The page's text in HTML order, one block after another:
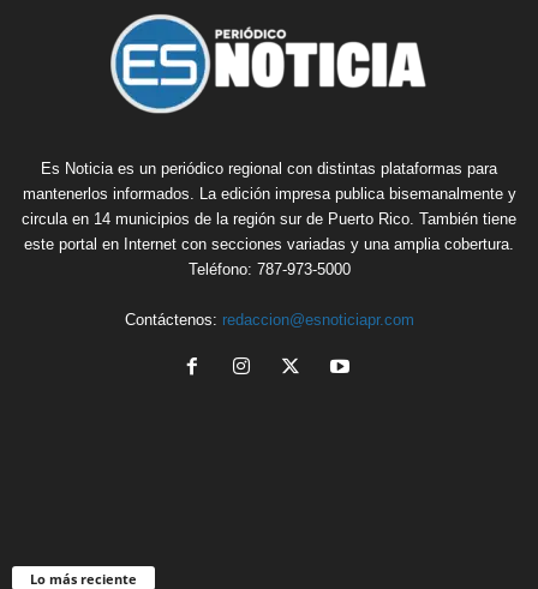
Es Noticia es un periódico regional con distintas plataformas para
mantenerlos informados. La edición impresa publica bisemanalmente y
circula en 14 municipios de la región sur de Puerto Rico. También tiene
este portal en Internet con secciones variadas y una amplia cobertura.
Teléfono: 787-973-5000
Contáctenos: redaccion@esnoticiapr.com
Lo más reciente